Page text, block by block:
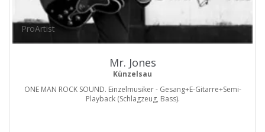
ProArtist
Mr. Jones
Künzelsau
ONE MAN ROCK SOUND. Einzelmusiker - Gesang+E-Gitarre+Semi-
Playback (Schlagzeug, Bass).